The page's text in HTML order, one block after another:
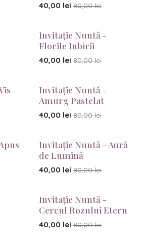
40,00 lei 80,00lei
Invitație Nuntă -
Florile Iubirii
40,00 lei 80,00lei
Invitație Nuntă -
Amurg Pastelat
40,00 lei 80,00lei
Invitație Nuntă - Aură
de Lumină
40,00 lei 80,00lei
Invitație Nuntă -
Cercul Rozului Etern
40,00 lei 80,00lei